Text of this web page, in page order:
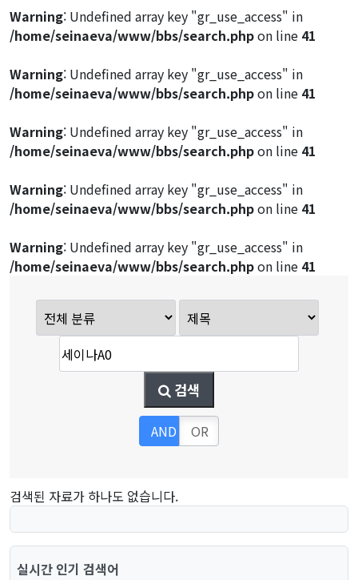
Warning: Undefined array key "gr_use_access" in
/home/seinaeva/www/bbs/search.phpon line 41
Warning: Undefined array key "gr_use_access" in
/home/seinaeva/www/bbs/search.phpon line 41
Warning: Undefined array key "gr_use_access" in
/home/seinaeva/www/bbs/search.phpon line 41
Warning: Undefined array key "gr_use_access" in
/home/seinaeva/www/bbs/search.phpon line 41
Warning: Undefined array key "gr_use_access" in
/home/seinaeva/www/bbs/search.phpon line 41
검색
AND OR
검색된 자료가 하나도 없습니다.
실시간 인기 검색어